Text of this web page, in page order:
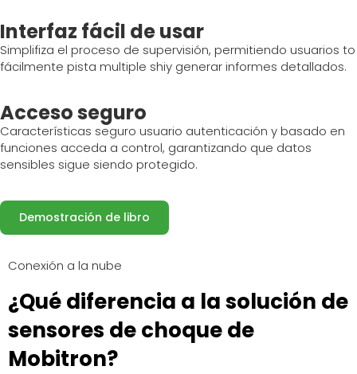
Interfaz fácil de usar
Simplifiza el proceso de supervisión, permitiendo usuarios to
fácilmente pista multiple shiy generar informes detallados.
Acceso seguro
Características seguro usuario autenticación ybasado en
funciones acceda a control, garantizando que datos
sensibles sigue siendo protegido.
Demostración de libro
Conexión a la nube
¿Qué diferencia a la solución de
sensores de choque de
Mobitron?